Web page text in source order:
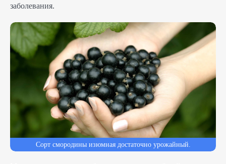
заболевания.
Сорт смородины изюмная достаточно урожайный.